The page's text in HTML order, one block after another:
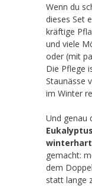
Wenn du
dieses Set
kräftige
und viele
oder (mit
Die Pflege
Staunässe
im Winter
Und genau
winterhart
gemacht:
dem
statt lange